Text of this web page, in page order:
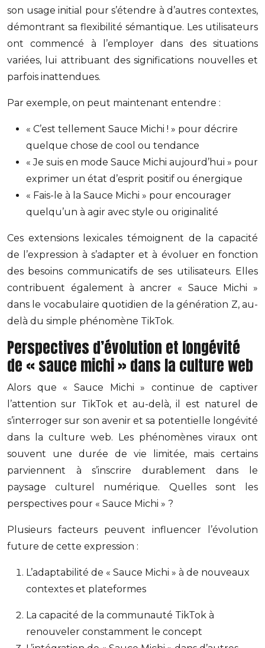
son usage initial pour s’étendre à d’autres contextes,
démontrant sa flexibilité sémantique. Les utilisateurs
ont commencé à l’employer dans des situations
variées, lui attribuant des significations nouvelles et
parfois inattendues.
Par exemple, on peut maintenant entendre :
« C’est tellement Sauce Michi ! » pour décrire
quelque chose de cool ou tendance
« Je suis en mode Sauce Michi aujourd’hui » pour
exprimer un état d’esprit positif ou énergique
« Fais-le à la Sauce Michi » pour encourager
quelqu’un à agir avec style ou originalité
Ces extensions lexicales témoignent de la capacité
de l’expression à s’adapter et à évoluer en fonction
des besoins communicatifs de ses utilisateurs. Elles
contribuent également à ancrer « Sauce Michi »
dans le vocabulaire quotidien de la génération Z, au-
delà du simple phénomène TikTok.
Perspectives d’évolution et longévité
de « sauce michi » dans la culture web
Alors que « Sauce Michi » continue de captiver
l’attention sur TikTok et au-delà, il est naturel de
s’interroger sur son avenir et sa potentielle longévité
dans la culture web. Les phénomènes viraux ont
souvent une durée de vie limitée, mais certains
parviennent à s’inscrire durablement dans le
paysage culturel numérique. Quelles sont les
perspectives pour « Sauce Michi » ?
Plusieurs facteurs peuvent influencer l’évolution
future de cette expression :
L’adaptabilité de « Sauce Michi » à de nouveaux
contextes et plateformes
La capacité de la communauté TikTok à
renouveler constamment le concept